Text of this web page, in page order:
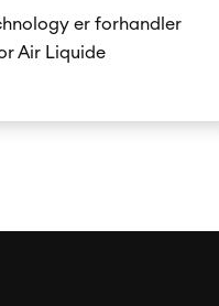
er forhandler
Air Liquide